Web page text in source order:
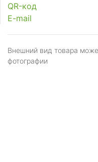
QR-код
E-mail
Внешний вид товара
фотографии